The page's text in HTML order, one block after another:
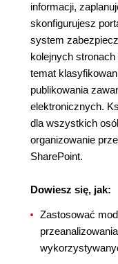
informacji,
skonfigurujesz
system
kolejnych
temat
publikowania
elektronicznych.
dla wszystkich
organizowanie
SharePoint.
Dowiesz się, jak:
Zastosować